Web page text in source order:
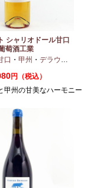
シャリオドール甘口
萄酒工業
口 ・ 甲州 ・ デラウエア
円（税込）
甲州の甘美なハーモニー